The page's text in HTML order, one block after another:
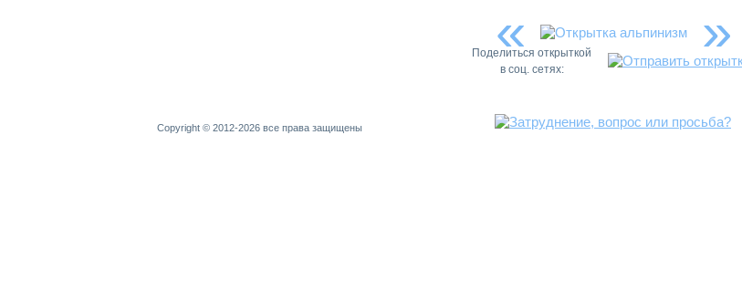
« »
Поделиться открыткой
в соц. сетях:
Copyright © 2012-2026 все права защищены